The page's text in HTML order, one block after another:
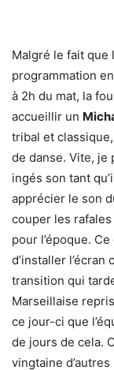
Malgré le fait que
programmation
à 2h du mat, la
accueillir un
tribal et
de danse. Vite, je
ingés son tant
apprécier le son
couper les
pour l’époque.
d’installer
transition qui
Marseillaise
ce jour-ci que
de jours de cela.
vingtaine